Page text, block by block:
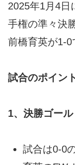
2025年1月4日
手権の準々決
前橋育英が1-0
試合のポイント
1、決勝ゴール
試合は0-0